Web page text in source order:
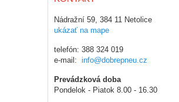
Nádražní 59, 384 11 Netolice
ukázať na mape
telefón: 388 324 019
e-mail: info@dobrepneu.cz
Prevádzková doba
Pondelok - Piatok 8.00 - 16.30